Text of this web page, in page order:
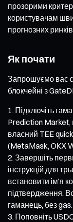
прозорими
користувачам
прогнозних
Як почати
Запрошуємо вас
блокчейні з
Підключіть
Prediction Market,
власний TEE
(MetaMask, OKX
Завершіть
інструкцій для
встановити ім’я
підтвердження.
гаманець, без gas.
Поповніть